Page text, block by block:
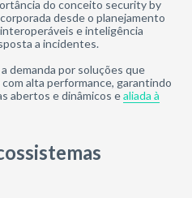
do conceito security by
desde o planejamento
e inteligência
a incidentes.
demanda por soluções que
alta performance, garantindo
abertos e dinâmicos ealiada à